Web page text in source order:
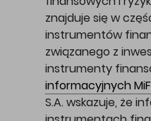
znajduje się w
instrumentów
związanego z
instrumenty
informacyjnych
S.A. wskazuje, że